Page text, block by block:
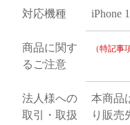
対応機種 iPhone
商品に関す
るご注意
（特記事
法人様への
取引・取扱
本商品
り販売